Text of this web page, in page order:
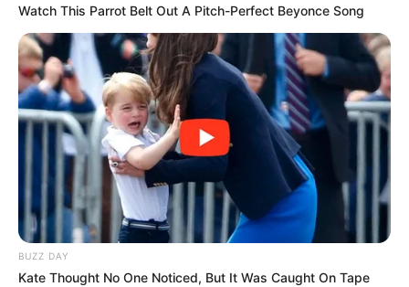
Watch This Parrot Belt Out A Pitch-Perfect Beyonce Song
BUZZ DAY
Kate Thought No One Noticed, But It Was Caught On Tape